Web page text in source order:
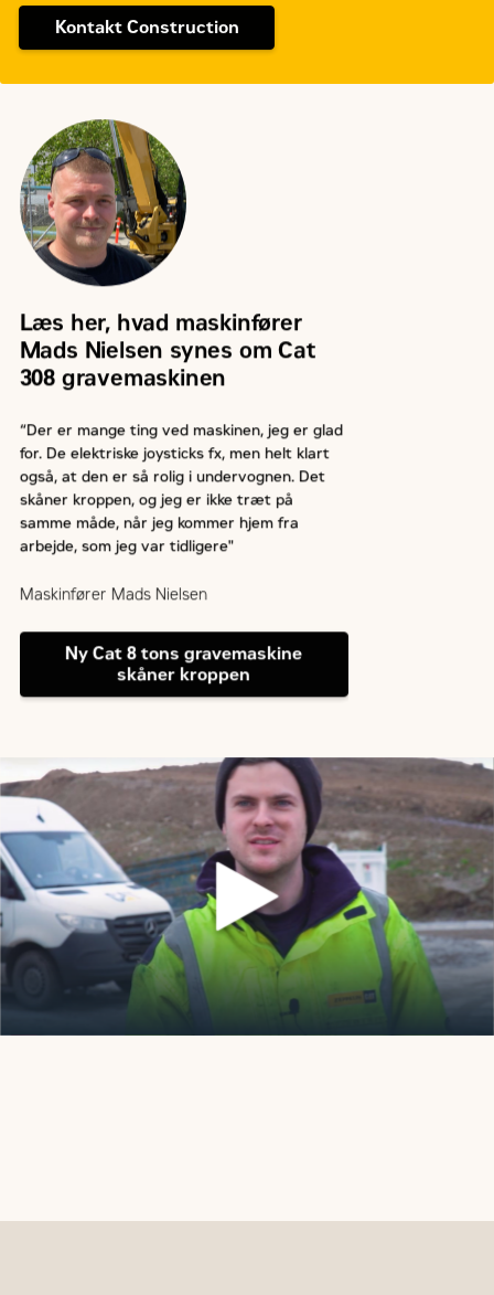
Kontakt Construction
Læs her, hvad maskinfører
Mads Nielsen synes om Cat
308 gravemaskinen
“Der er mange ting ved maskinen, jeg er glad
for. De elektriske joysticks fx, men helt klart
også, at den er så rolig i undervognen. Det
skåner kroppen, og jeg er ikke træt på
samme måde, når jeg kommer hjem fra
arbejde, som jeg var tidligere"
Maskinfører Mads Nielsen
Ny Cat 8 tons gravemaskine
skåner kroppen